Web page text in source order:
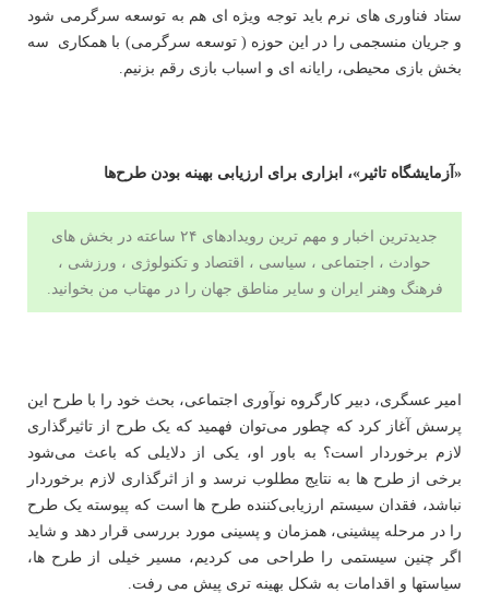
ستاد فناوری های نرم باید توجه ویژه ای هم به توسعه سرگرمی شود
و جریان منسجمی را در این حوزه ( توسعه سرگرمی) با همکاری سه
بخش بازی‌ محیطی، رایانه ای و اسباب بازی رقم بزنیم.
«آزمایشگاه تاثیر»، ابزاری برای ارزیابی بهینه‌ بودن طرح‌ها
جدیدترین اخبار و مهم ترین رویدادهای ۲۴ ساعته در بخش های
حوادث ، اجتماعی ، سیاسی ، اقتصاد و تکنولوژی ، ورزشی ،
فرهنگ وهنر ایران و سایر مناطق جهان را در مهتاب من بخوانید.
امیر عسگری، دبیر کارگروه نوآوری اجتماعی، بحث خود را با طرح این
پرسش آغاز کرد که چطور می‌توان فهمید که یک طرح از تاثیرگذاری
لازم برخوردار است؟ به باور او، یکی از دلایلی که باعث می‌شود
برخی از طرح ها به نتایج مطلوب نرسد و از اثرگذاری لازم برخوردار
نباشد، فقدان سیستم ارزیابی‌کننده طرح ها است که پیوسته یک طرح
را در مرحله پیشینی، همزمان و پسینی مورد بررسی قرار دهد و شاید
اگر چنین سیستمی را طراحی می کردیم، مسیر خیلی از طرح ها،
سیاستها و اقدامات به شکل بهینه تری پیش می رفت.